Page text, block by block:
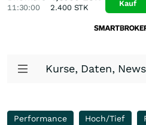
11:30:00 2.400STK Kauf
Kurse, Daten,
Performance Hoch/Tief